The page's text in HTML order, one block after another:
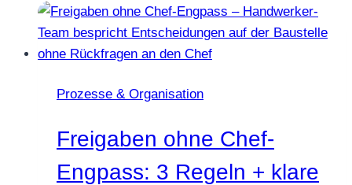
Prozesse & Organisation
Freigaben ohne Chef-
Engpass: 3 Regeln + klare